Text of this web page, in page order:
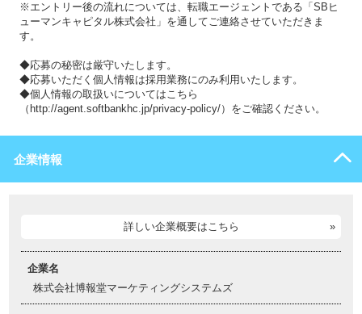
※エントリー後の流れについては、転職エージェントである「SBヒ
ューマンキャピタル株式会社」を通してご連絡させていただきま
す。
◆応募の秘密は厳守いたします。
◆応募いただく個人情報は採用業務にのみ利用いたします。
◆個人情報の取扱いについてはこちら
（http://agent.softbankhc.jp/privacy-policy/）をご確認ください。
企業情報
詳しい企業概要はこちら
企業名
株式会社博報堂マーケティングシステムズ